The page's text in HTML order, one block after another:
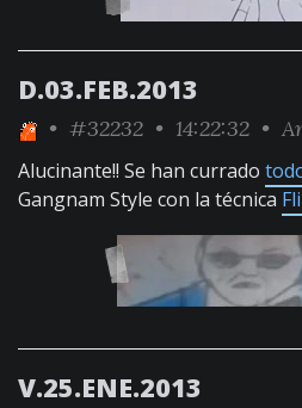
D.03.FEB.2013
• #32232 • 14:22:32 •
Alucinante!! Se han currado
Gangnam Style con la técnica
V.25.ENE.2013